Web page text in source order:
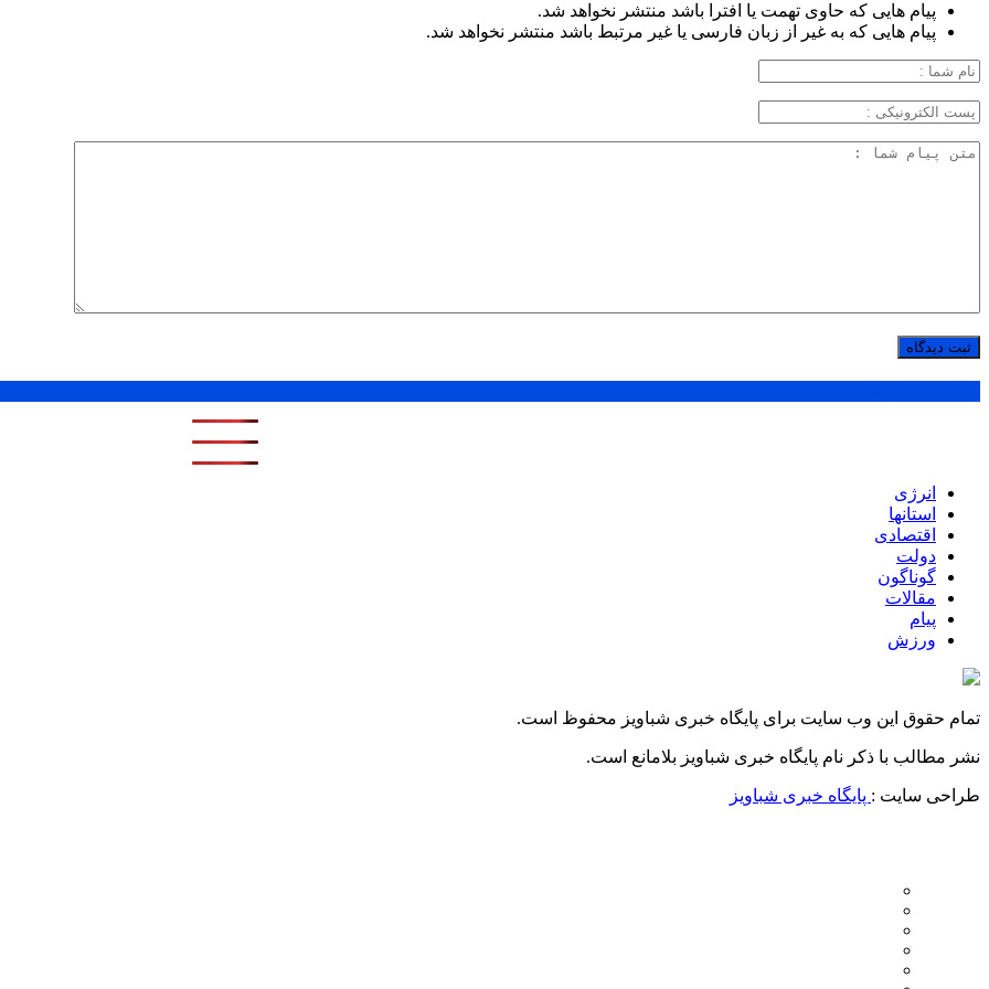
پیام هایی که حاوی تهمت یا افترا باشد منتشر نخواهد شد.
پیام هایی که به غیر از زبان فارسی یا غیر مرتبط باشد منتشر نخواهد شد.
انرژی
استانها
اقتصادی
دولت
گوناگون
مقالات
پیام
ورزش
تمام حقوق این وب سایت برای پایگاه خبری شباویز محفوظ است.
نشر مطالب با ذکر نام پایگاه خبری شباویز بلامانع است.
طراحی سایت : پایگاه خبری شباویز